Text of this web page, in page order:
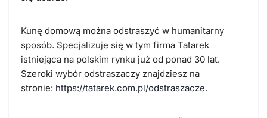
Kunę domową można odstraszyć w humanitarny
sposób. Specjalizuje się w tym firma Tatarek
istniejąca na polskim rynku już od ponad 30 lat.
Szeroki wybór odstraszaczy znajdziesz na
stronie: https://tatarek.com.pl/odstraszacze.